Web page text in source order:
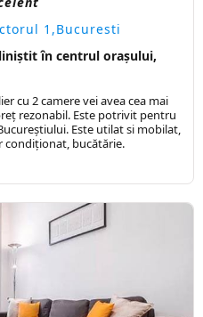
1,Bucuresti
în centrul orașului,
cu 2 camere vei avea cea mai
rezonabil. Este potrivit pentru
Este utilat si mobilat,
condiționat, bucătărie.